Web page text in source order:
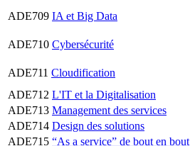
ADE709 IA et Big Data
ADE710 Cybersécurité
ADE711 Cloudification
ADE712 L'IT et la Digitalisation
ADE713 Management des services
ADE714 Design des solutions
ADE715 “As a service” de bout en bout